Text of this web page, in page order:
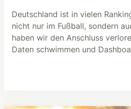
Deutschland ist in vielen
nicht nur im Fußball, sondern
haben wir den Anschluss
Daten schwimmen und